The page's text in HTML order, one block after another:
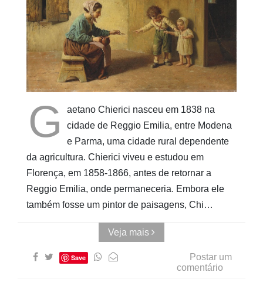
Pinturas
do
AUwe
G
aetano Chierici nasceu em 1838 na
cidade de Reggio Emilia, entre Modena
e Parma, uma cidade rural dependente
da agricultura. Chierici viveu e estudou em
Florença, em 1858-1866, antes de retornar a
Reggio Emilia, onde permaneceria. Embora ele
também fosse um pintor de paisagens, Chi…
Veja mais
Save
Postar um
comentário